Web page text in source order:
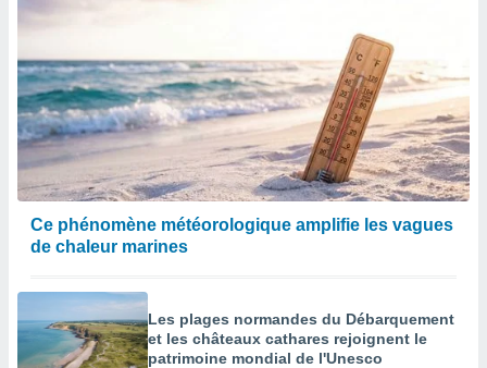
Ce phénomène météorologique amplifie les vagues
de chaleur marines
Les plages normandes du Débarquement
et les châteaux cathares rejoignent le
patrimoine mondial de l'Unesco